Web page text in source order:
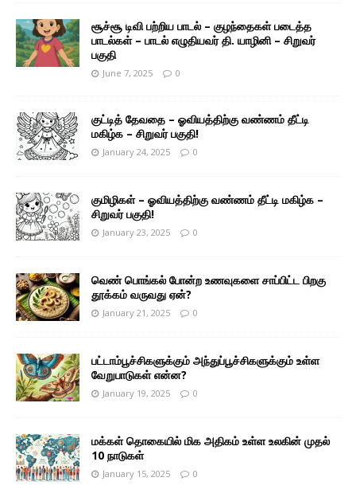
சூச்சூ டிவி பற்றிய பாடல் – குழந்தைகள் படைத்த
பாடல்கள் – பாடல் எழுதியவர் தி. யாழினி – சிறுவர்
பகுதி
June 7, 2025 0
குட்டித் தேவதை – ஓவியத்திற்கு வண்ணம் தீட்டி
மகிழ்க – சிறுவர் பகுதி!
January 24, 2025 0
குமிழிகள் – ஓவியத்திற்கு வண்ணம் தீட்டி மகிழ்க –
சிறுவர் பகுதி!
January 23, 2025 0
வெண் பொங்கல் போன்ற உணவுகளை சாப்பிட்ட பிறகு
தூக்கம் வருவது ஏன்?
January 21, 2025 0
பட்டாம்பூச்சிகளுக்கும் அந்துப்பூச்சிகளுக்கும் உள்ள
வேறுபாடுகள் என்ன?
January 19, 2025 0
மக்கள் தொகையில் மிக அதிகம் உள்ள உலகின் முதல்
10 நாடுகள்
January 15, 2025 0